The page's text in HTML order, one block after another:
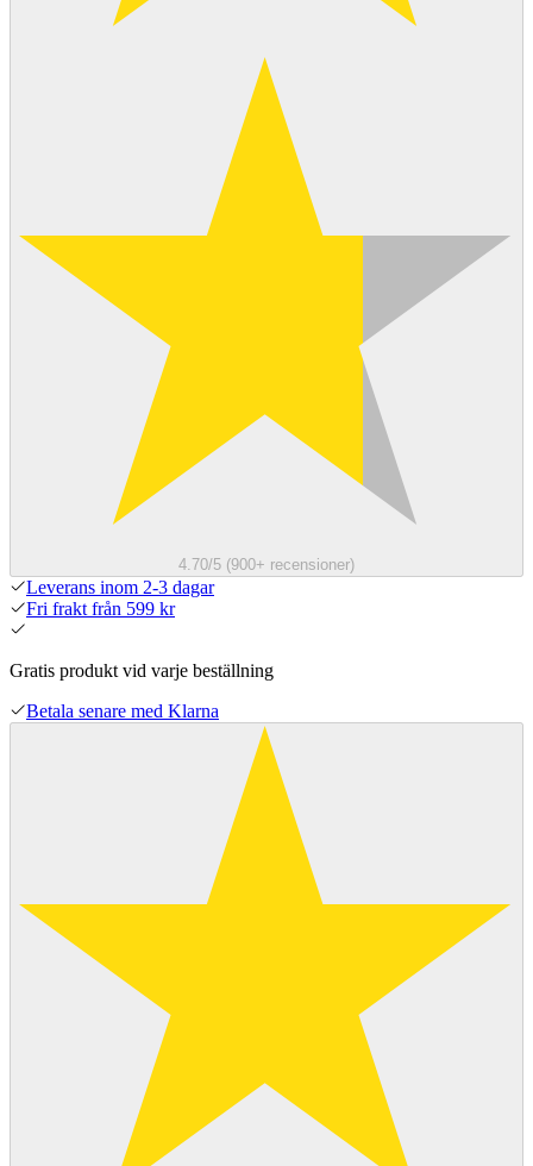
4.70/5 (900+ recensioner)
Leverans inom 2-3 dagar
Fri frakt från 599 kr
Gratis produkt vid varje beställning
Betala senare med Klarna